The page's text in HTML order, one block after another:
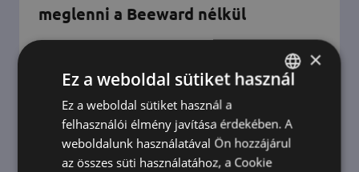
meglenni a Beeward nélkül
Az alábbi interjú tökéletes példája annak, hogy
miként lehet egy csapat összetartó egy olyan
elérni.
ENGLISH
KOREAN
×
Ez a weboldal sütiket használ
Ez a weboldal sütiket használ a
felhasználói élmény javítása érdekében. A
weboldalunk használatával Ön hozzájárul
az összes süti használatához, a Cookie